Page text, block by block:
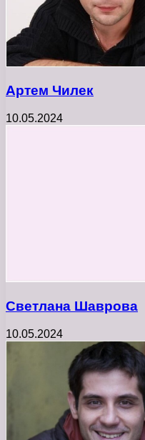
Артем Чилек
10.05.2024
Светлана Шаврова
10.05.2024